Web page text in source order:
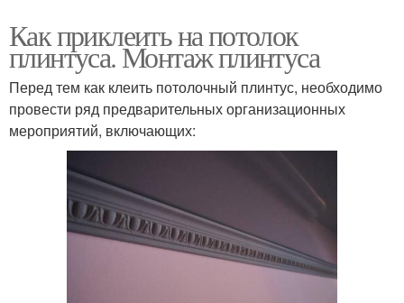
Как приклеить на потолок
плинтуса. Монтаж плинтуса
Перед тем как клеить потолочный плинтус, необходимо
провести ряд предварительных организационных
мероприятий, включающих: